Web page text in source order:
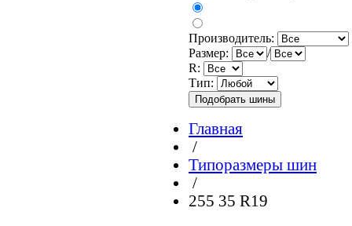
Производитель:
Размер:
/
R:
Тип:
Главная
/
Типоразмеры шин
/
255 35 R19